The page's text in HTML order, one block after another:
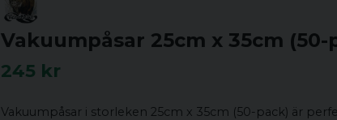
Vakuumpåsar 25cm x 35cm (50-
245 kr
Vakuumpåsar i storleken 25cm x 35cm (50-pack) är